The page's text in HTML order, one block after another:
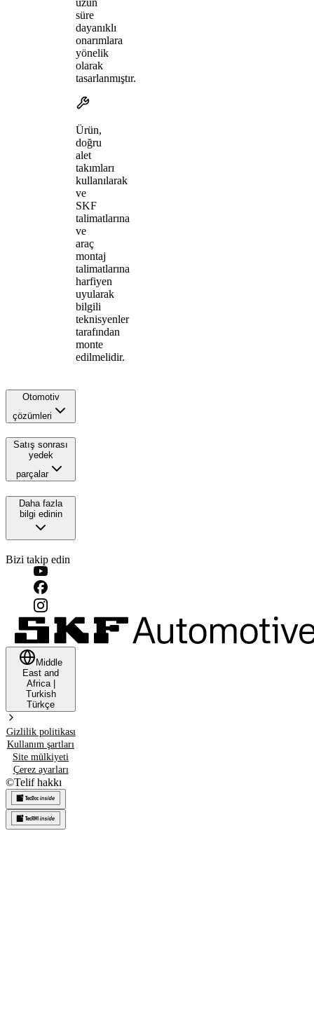
süre
dayanıklı
onarımlara
yönelik
olarak
tasarlanmıştır.
Ürün,
doğru
alet
takımları
kullanılarak
ve
SKF
talimatlarına
ve
araç
montaj
talimatlarına
harfiyen
uyularak
bilgili
teknisyenler
tarafından
monte
edilmelidir.
Otomotiv
çözümleri
Satış sonrası
yedek
parçalar
Daha fazla
bilgi edinin
Bizi takip edin
Middle
East and
Africa|
Turkish
Türkçe
Gizlilik politikası
Kullanım şartları
Site mülkiyeti
Çerez ayarları
©Telif hakkı